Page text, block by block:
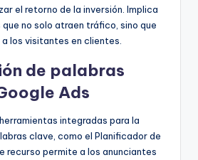
el retorno de la inversión. Implica
no solo atraen tráfico, sino que
los visitantes en clientes.
de palabras
Ads
integradas para la
clave, como el Planificador de
recurso permite a los anunciantes